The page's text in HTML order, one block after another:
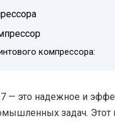
компрессора:
— это надежное и
задач.